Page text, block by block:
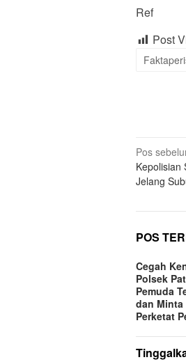
Ref
Post
pos
Pos
Kepolisian
Jelang
POS
Cegah
Polsek
Pemuda
dan Minta
Perketat